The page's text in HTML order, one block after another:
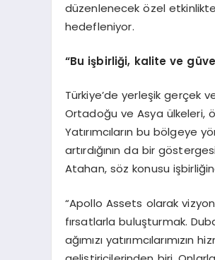
düzenlenecek özel etkinlikte,
hedefleniyor.
“Bu işbirliği, kalite ve
Türkiye’de yerleşik gerçek
Ortadoğu ve Asya ülkeleri,
Yatırımcıların bu bölgeye
artırdığının da bir
Atahan, söz konusu
“Apollo Assets olarak
fırsatlarla buluşturmak.
ağımızı